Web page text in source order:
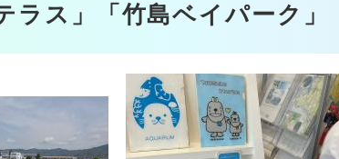
ラス」「竹島ベイパーク」